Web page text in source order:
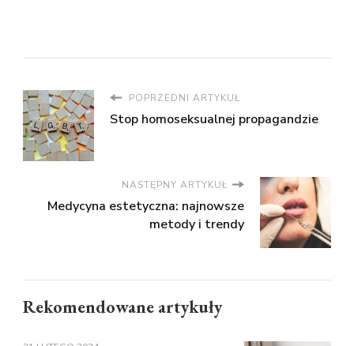
POPRZEDNI ARTYKUŁ
Stop homoseksualnej propagandzie
NASTĘPNY ARTYKUŁ
Medycyna estetyczna: najnowsze
metody i trendy
Rekomendowane artykuły